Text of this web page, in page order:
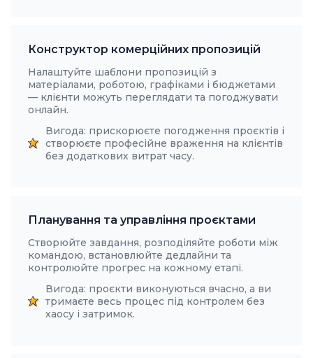
Конструктор комерційних пропозицій
Налаштуйте шаблони пропозицій з
матеріалами, роботою, графіками і бюджетами
— клієнти можуть переглядати та погоджувати
онлайн.
Вигода: прискорюєте погодження проєктів і
створюєте професійне враження на клієнтів
без додаткових витрат часу.
Планування та управління проєктами
Створюйте завдання, розподіляйте роботи між
командою, встановлюйте дедлайни та
контролюйте прогрес на кожному етапі.
Вигода: проєкти виконуються вчасно, а ви
тримаєте весь процес під контролем без
хаосу і затримок.